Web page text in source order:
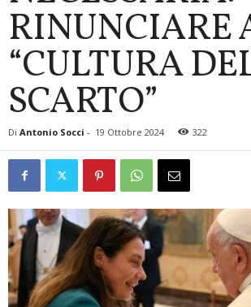
RINUNCIARE
“CULTURA
SCARTO”
Di Antonio Socci - 19 Ottobre 2024 322